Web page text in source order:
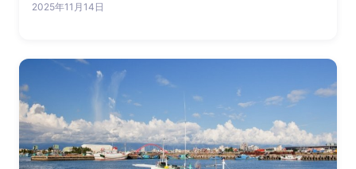
2025年11月14日